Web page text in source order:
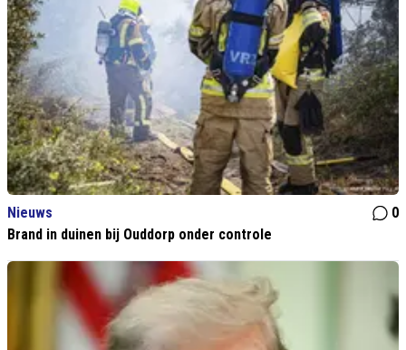
Nieuws
0
Brand in duinen bij Ouddorp onder controle